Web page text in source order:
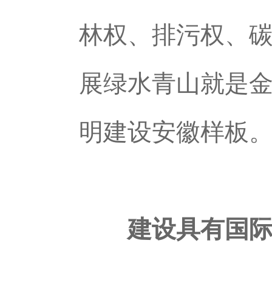
林权、排污权、
展绿水青山就是
明建设安徽样板
建设具有国